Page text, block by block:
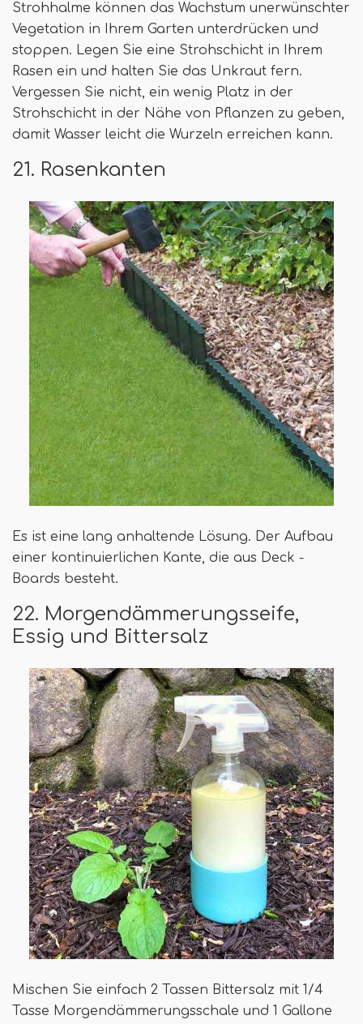
Strohhalme können das Wachstum unerwünschter
Vegetation in Ihrem Garten unterdrücken und
stoppen. Legen Sie eine Strohschicht in Ihrem
Rasen ein und halten Sie das Unkraut fern.
Vergessen Sie nicht, ein wenig Platz in der
Strohschicht in der Nähe von Pflanzen zu geben,
damit Wasser leicht die Wurzeln erreichen kann.
21. Rasenkanten
Es ist eine lang anhaltende Lösung. Der Aufbau
einer kontinuierlichen Kante, die aus Deck -
Boards besteht.
22. Morgendämmerungsseife,
Essig und Bittersalz
Mischen Sie einfach 2 Tassen Bittersalz mit 1/4
Tasse Morgendämmerungsschale und 1 Gallone